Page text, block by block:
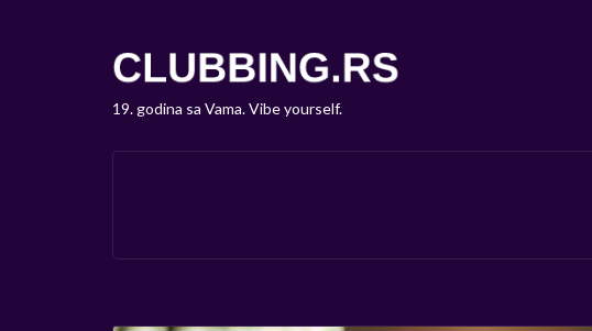
19. godina sa Vama. Vibe yourself.